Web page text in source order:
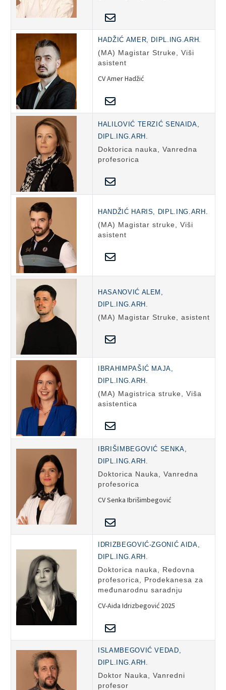
HADŽIĆ AMER, DIPL.ING.ARH.
(MA) Magistar Struke, Viši
asistent
CV Amer Hadžić
HALILOVIĆ TERZIĆ SENAIDA,
DIPL.ING.ARH.
Doktorica nauka, Vanredna
profesorica
HANDŽIĆ HARIS, DIPL.ING.ARH.
(MA) Magistar struke, Viši
asistent
HASANOVIĆ ALEM,
DIPL.ING.ARH.
(MA) Magistar Struke, asistent
IBRAHIMPAŠIĆ MAJA,
DIPL.ING.ARH.
(MA) Magistrica struke, Viša
asistentica
IBRIŠIMBEGOVIĆ SENKA,
DIPL.ING.ARH.
Doktorica Nauka, Vanredna
profesorica
CV Senka Ibrišimbegović
IDRIZBEGOVIĆ-ZGONIĆ AIDA,
DIPL.ING.ARH.
Doktorica nauka, Redovna
profesorica, Prodekanesa za
međunarodnu saradnju
CV-Aida Idrizbegović 2025
ISLAMBEGOVIĆ VEDAD,
DIPL.ING.ARH.
Doktor Nauka, Vanredni
profesor